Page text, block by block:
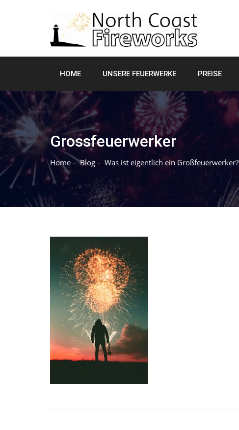
HOME UNSERE FEUERWERKE PREISE
Grossfeuerwerker
Home Blog Was ist eigentlich ein Großfeuerwerker?